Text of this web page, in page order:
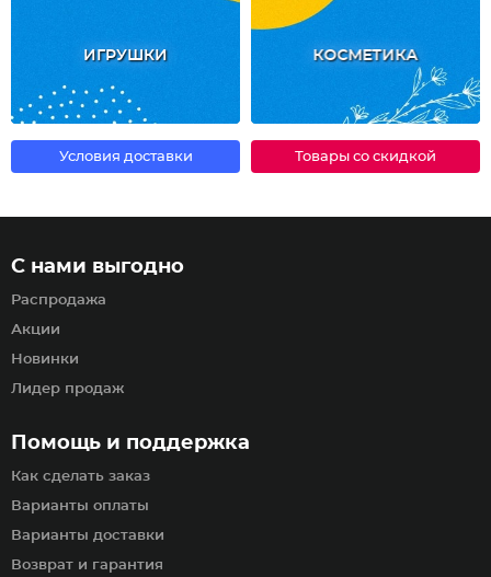
ИГРУШКИ КОСМЕТИКА
Условия доставки Товары со скидкой
Помощь и поддержка
Как сделать заказ
Варианты оплаты
Варианты доставки
Возврат и гарантия
С нами выгодно
Распродажа
Акции
Новинки
Лидер продаж